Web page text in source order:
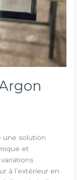
une solution
et
à l’extérieur en